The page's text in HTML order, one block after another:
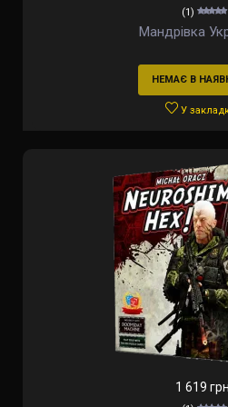
(1)
Мандрівка
НЕМАЄ В
У
1 619 грн.